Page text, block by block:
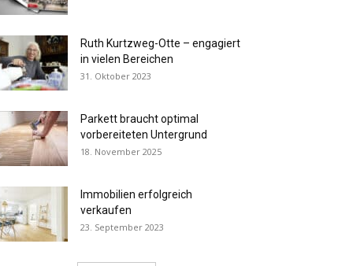
Ruth Kurtzweg-Otte – engagiert
in vielen Bereichen
31. Oktober 2023
Parkett braucht optimal
vorbereiteten Untergrund
18. November 2025
Immobilien erfolgreich
verkaufen
23. September 2023